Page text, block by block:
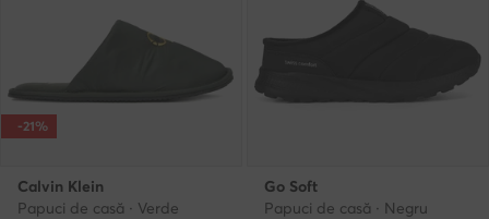
-21%
Calvin Klein
Papuci de casă · Verde
Go Soft
Papuci de casă · Negru